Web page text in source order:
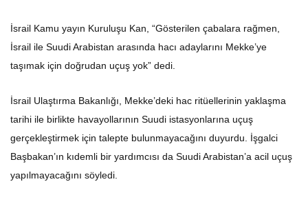
İsrail Kamu yayın Kuruluşu Kan, “Gösterilen çabalara rağmen,
İsrail ile Suudi Arabistan arasında hacı adaylarını Mekke’ye
taşımak için doğrudan uçuş yok” dedi.
İsrail Ulaştırma Bakanlığı, Mekke’deki hac ritüellerinin yaklaşma
tarihi ile birlikte havayollarının Suudi istasyonlarına uçuş
gerçekleştirmek için talepte bulunmayacağını duyurdu. İşgalci
Başbakan’ın kıdemli bir yardımcısı da Suudi Arabistan’a acil uçuş
yapılmayacağını söyledi.